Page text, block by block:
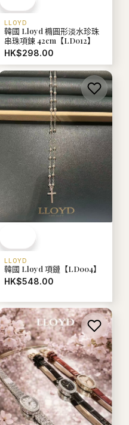
LLOYD
韓國 Lloyd 橢圓形淡水珍珠
串珠項鍊 42cm【LD012】
HK$298.00
LLOYD
韓國 Lloyd 項鏈【LD004】
HK$548.00